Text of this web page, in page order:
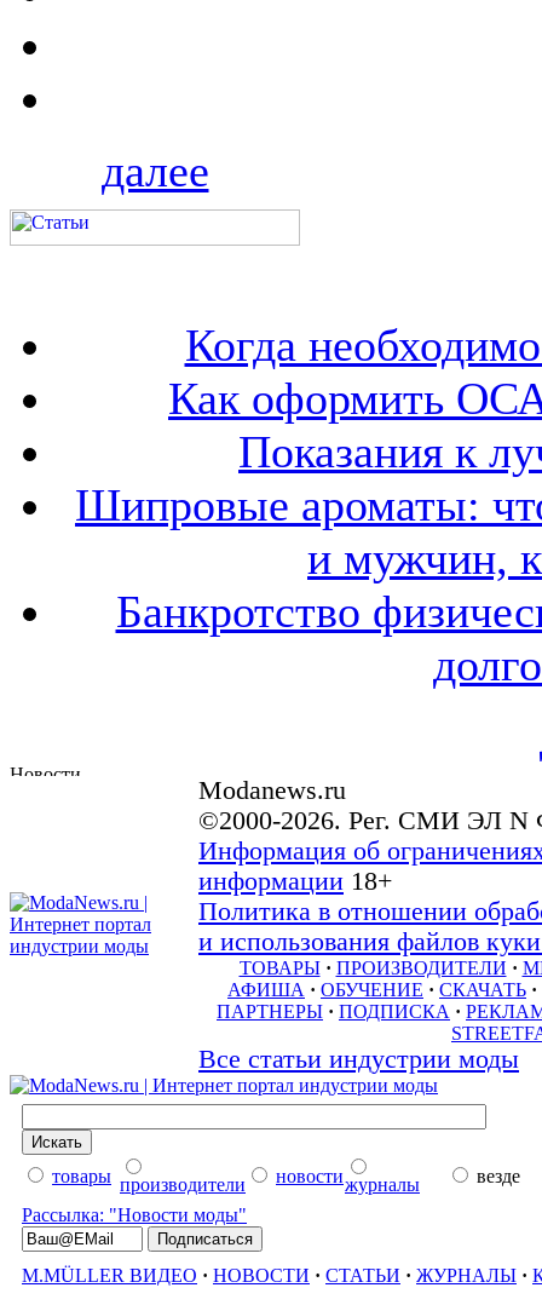
далее
Когда
Как оформить
Показания к
Шипровые ароматы:
и мужчин,
Банкротство
Modanews.ru
©2000-2026. Рег. СМИ ЭЛ N
Информация об
информации 18+
Политика в отношении
и использования файлов
ТОВАРЫ · ПРОИЗВОДИТЕЛИ ·
АФИША · ОБУЧЕНИЕ · СКАЧАТЬ ·
ПАРТНЕРЫ · ПОДПИСКА ·
Все статьи индустрии моды
товары производители новостижурналы
везде
Рассылка: "Новости моды"
M.MÜLLER ВИДЕО · НОВОСТИ · СТАТЬИ · ЖУРНАЛЫ ·